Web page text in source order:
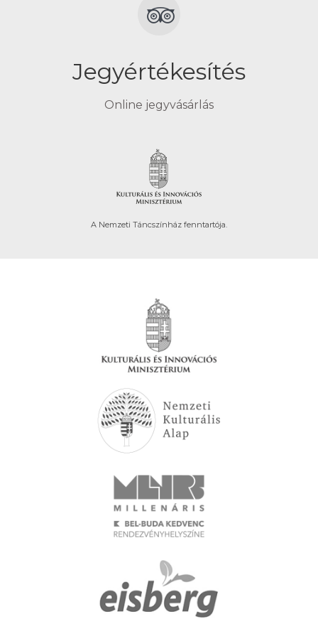
Jegyértékesítés
Online jegyvásárlás
A Nemzeti Táncszínház fenntartója.